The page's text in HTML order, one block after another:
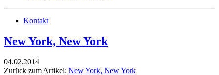
Kontakt
New York, New York
04.02.2014
Zurück zum Artikel: New York, New York